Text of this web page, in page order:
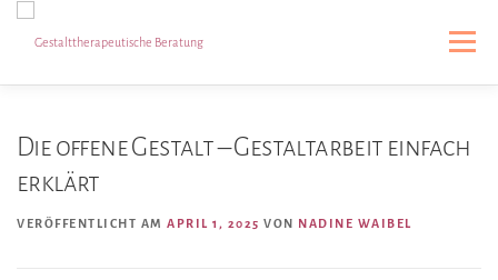
Menü
Die offene Gestalt – Gestaltarbeit einfach
erklärt
VERÖFFENTLICHT AM APRIL 1, 2025 VON NADINE WAIBEL